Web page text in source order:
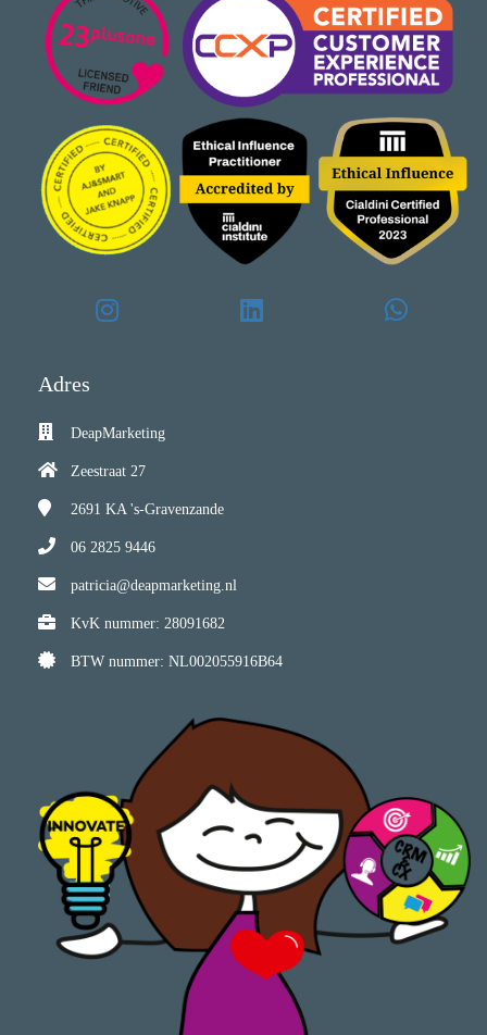
Adres
DeapMarketing
Zeestraat 27
2691 KA 's-Gravenzande
06 2825 9446
patricia@deapmarketing.nl
KvK nummer: 28091682
BTW nummer: NL002055916B64